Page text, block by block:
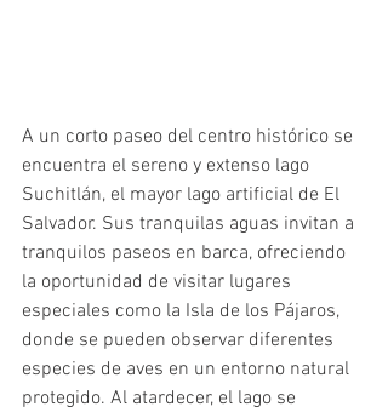
A un corto paseo del centro histórico se
encuentra el sereno y extenso lago
Suchitlán, el mayor lago artificial de El
Salvador. Sus tranquilas aguas invitan a
tranquilos paseos en barca, ofreciendo
la oportunidad de visitar lugares
especiales como la Isla de los Pájaros,
donde se pueden observar diferentes
especies de aves en un entorno natural
protegido. Al atardecer, el lago se